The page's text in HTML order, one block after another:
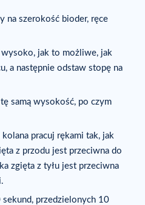
na szerokość bioder, ręce
jak to możliwe, jak
a następnie odstaw stopę na
samą wysokość, po czym
pracuj rękami tak, jak
z przodu jest przeciwna do
zgięta z tyłu jest przeciwna
przedzielonych 10